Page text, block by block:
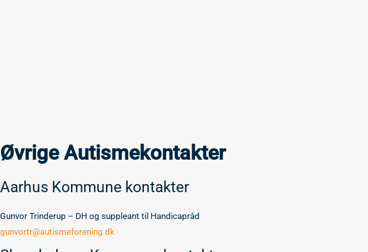
Øvrige Autismekontakter
Aarhus Kommune kontakter
Gunvor Trinderup – DH og suppleant til Handicapråd
gunvortr@autismeforening.dk